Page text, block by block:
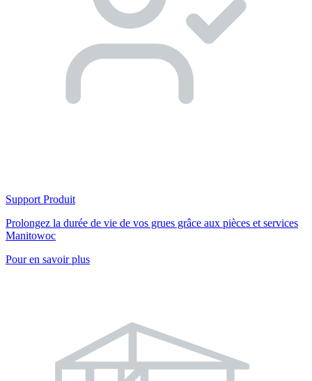
Support Produit
Prolongez la durée de vie de vos grues grâce aux pièces et services
Manitowoc
Pour en savoir plus